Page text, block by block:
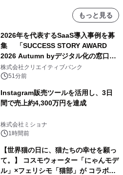
もっと見る
2026年を代表するSaaS導入事例を募
集 「SUCCESS STORY AWARD
2026 Autumn byデジタル化の窓口」
開催
株式会社クリエイティブバンク
51分前
Instagram販売ツールを活用し、3日
間で売上約4,300万円を達成
株式会社ミショナ
1時間前
【世界猫の日に、猫たちの幸せを願っ
て。】 コスモウォーター「にゃんモデ
ル」×フェリシモ「猫部」が コラボキ